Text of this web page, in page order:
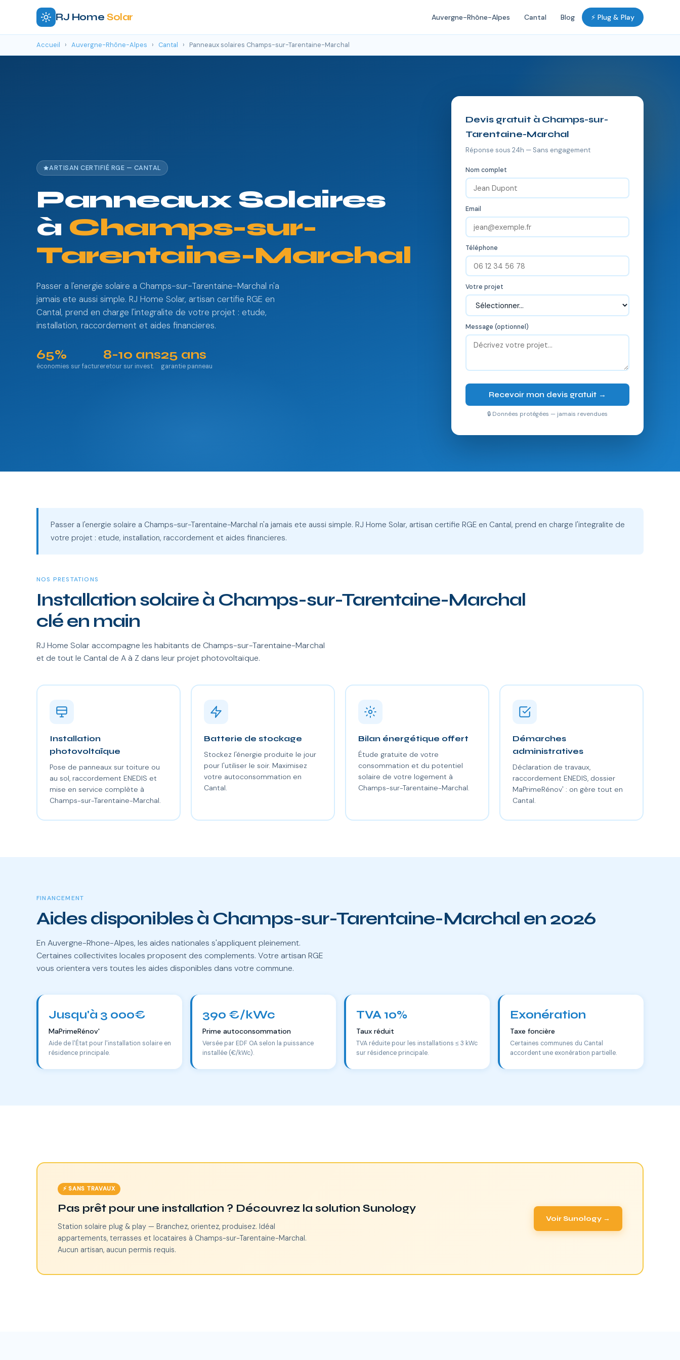
RJ Home Solar Auvergne-Rhône-Alpes Cantal Blog ⚡ Plug & Play
Accueil › Auvergne-Rhône-Alpes › Cantal › Panneaux solaires Champs-sur-Tarentaine-Marchal
ARTISAN CERTIFIÉ RGE — CANTAL
Panneaux Solaires
à Champs-sur-
Tarentaine-Marchal
Passer a l'energie solaire a Champs-sur-Tarentaine-Marchal n'a
jamais ete aussi simple. RJ Home Solar, artisan certifie RGE en
Cantal, prend en charge l'integralite de votre projet : etude,
installation, raccordement et aides financieres.
65%
économies sur facture
8-10 ans
retour sur invest.
25 ans
garantie panneau
Devis gratuit à Champs-sur-
Tarentaine-Marchal
Réponse sous 24h — Sans engagement
Nom complet
Email
Téléphone
Votre projet
Message (optionnel)
Recevoir mon devis gratuit →
🔒 Données protégées — jamais revendues
Passer a l'energie solaire a Champs-sur-Tarentaine-Marchal n'a jamais ete aussi simple. RJ Home Solar, artisan certifie RGE en Cantal, prend en charge l'integralite de
votre projet : etude, installation, raccordement et aides financieres.
NOS PRESTATIONS
Installation solaire à Champs-sur-Tarentaine-Marchal
clé en main
RJ Home Solar accompagne les habitants de Champs-sur-Tarentaine-Marchal
et de tout le Cantal de A à Z dans leur projet photovoltaïque.
Installation
photovoltaïque
Pose de panneaux sur toiture ou
au sol, raccordement ENEDIS et
mise en service complète à
Champs-sur-Tarentaine-Marchal.
Batterie de stockage
Stockez l'énergie produite le jour
pour l'utiliser le soir. Maximisez
votre autoconsommation en
Cantal.
Bilan énergétique offert
Étude gratuite de votre
consommation et du potentiel
solaire de votre logement à
Champs-sur-Tarentaine-Marchal.
Démarches
administratives
Déclaration de travaux,
raccordement ENEDIS, dossier
MaPrimeRénov' : on gère tout en
Cantal.
FINANCEMENT
Aides disponibles à Champs-sur-Tarentaine-Marchal en 2026
En Auvergne-Rhone-Alpes, les aides nationales s'appliquent pleinement.
Certaines collectivites locales proposent des complements. Votre artisan RGE
vous orientera vers toutes les aides disponibles dans votre commune.
Jusqu'à 3 000€
MaPrimeRénov'
Aide de l'État pour l'installation solaire en
résidence principale.
390 €/kWc
Prime autoconsommation
Versée par EDF OA selon la puissance
installée (€/kWc).
TVA 10%
Taux réduit
TVA réduite pour les installations ≤ 3 kWc
sur résidence principale.
Exonération
Taxe foncière
Certaines communes du Cantal
accordent une exonération partielle.
⚡ SANS TRAVAUX
Pas prêt pour une installation ? Découvrez la solution Sunology
Station solaire plug & play — Branchez, orientez, produisez. Idéal
appartements, terrasses et locataires à Champs-sur-Tarentaine-Marchal.
Aucun artisan, aucun permis requis.
Voir Sunology →